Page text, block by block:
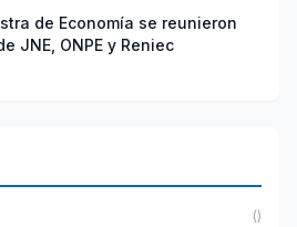
de Economía se reunieron
JNE, ONPE y Reniec
()